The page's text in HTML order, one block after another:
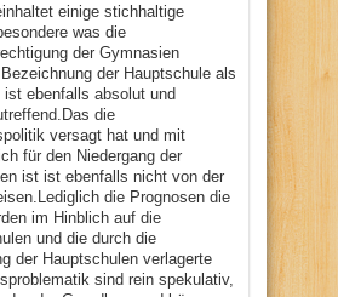
einige stichhaltige
was die
der Gymnasien
der Hauptschule als
ist ebenfalls absolut und
die
versagt hat und mit
für den Niedergang der
ist ist ebenfalls nicht von der
die Prognosen die
im Hinblich auf die
und die durch die
der Hauptschulen verlagerte
sind rein spekulativ,